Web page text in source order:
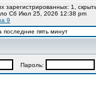
зарегистрированных: 1,
Сб Июл 25, 2026 12:38 pm
9
последние пять минут
Пароль: